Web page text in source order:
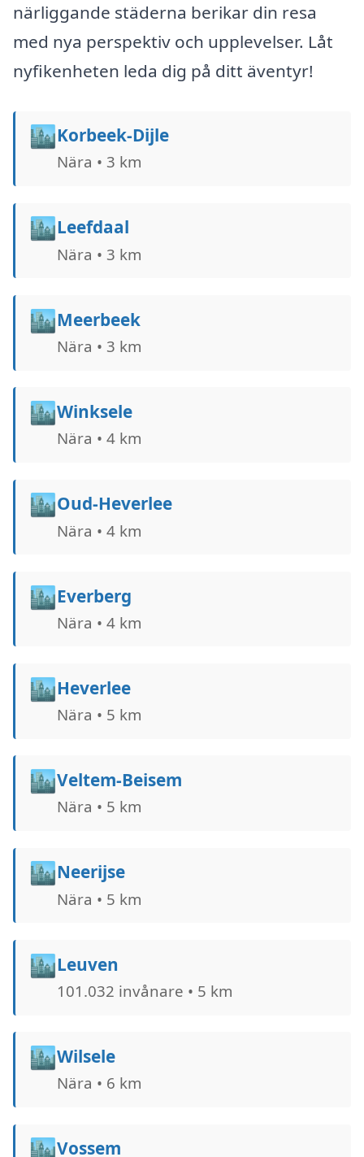
närliggande städerna berikar din resa
med nya perspektiv och upplevelser. Låt
nyfikenheten leda dig på ditt äventyr!
🏙️Korbeek-Dijle
Nära • 3 km
🏙️Leefdaal
Nära • 3 km
🏙️Meerbeek
Nära • 3 km
🏙️Winksele
Nära • 4 km
🏙️Oud-Heverlee
Nära • 4 km
🏙️Everberg
Nära • 4 km
🏙️Heverlee
Nära • 5 km
🏙️Veltem-Beisem
Nära • 5 km
🏙️Neerijse
Nära • 5 km
🏙️Leuven
101.032 invånare • 5 km
🏙️Wilsele
Nära • 6 km
🏙️Vossem